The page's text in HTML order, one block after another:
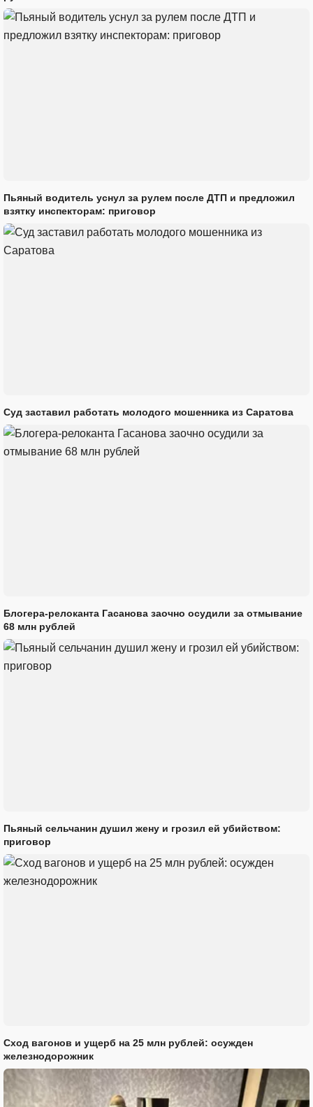
Пьяный водитель уснул за рулем после ДТП и предложил
взятку инспекторам: приговор
Суд заставил работать молодого мошенника из Саратова
Блогера-релоканта Гасанова заочно осудили за отмывание
68 млн рублей
Пьяный сельчанин душил жену и грозил ей убийством:
приговор
Сход вагонов и ущерб на 25 млн рублей: осужден
железнодорожник